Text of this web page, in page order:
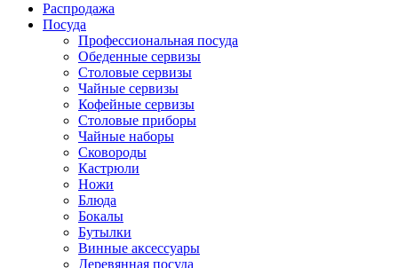
Распродажа
Посуда
Профессиональная посуда
Обеденные сервизы
Столовые сервизы
Чайные сервизы
Кофейные сервизы
Столовые приборы
Чайные наборы
Сковороды
Кастрюли
Ножи
Блюда
Бокалы
Бутылки
Винные аксессуары
Деревянная посуда